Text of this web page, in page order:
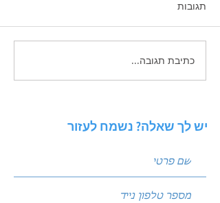
זכויות יוצרים בשיווק
תגובות
כתיבת תגובה...
יש לך שאלה? נשמח לעזור